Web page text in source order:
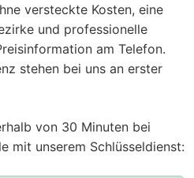
versteckte Kosten, eine
und professionelle
am Telefon.
stehen bei uns an erster
von 30 Minuten bei
mit unserem Schlüsseldienst: